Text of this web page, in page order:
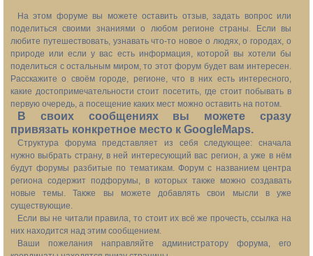
На этом форуме вы можете оставить отзыв, задать вопрос или
поделиться своими знаниями о любом регионе страны. Если вы
любите путешествовать, узнавать что-то новое о людях, о городах, о
природе или если у вас есть информация, которой вы хотели бы
поделиться с остальным миром, то этот форум будет вам интересен.
Расскажите о своём городе, регионе, что в них есть интересного,
какие достопримечательности стоит посетить, где стоит побывать в
первую очередь, а посещение каких мест можно оставить на потом.
В своих сообщениях вы можете сразу
привязать конкретное место к GoogleMaps.
Структура форума представляет из себя следующее: сначала
нужно выбрать страну, в ней интересующий вас регион, а уже в нём
будут форумы разбитые по тематикам. Форум с названием центра
региона содержит подфорумы, в которых также можно создавать
новые темы. Также вы можете добавлять свои мысли в уже
существующие.
Если вы не читали правила, то стоит их всё же прочесть, ссылка на
них находится над этим сообщением.
Ваши пожелания направляйте администратору форума, его